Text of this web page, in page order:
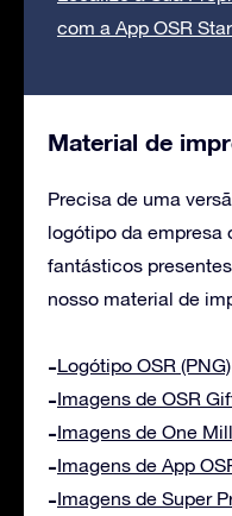
com a App OSR
Material de
Precisa de uma
logótipo da empresa
fantásticos
nosso material de
Logótipo OSR (PNG)
Imagens de OSR
Imagens de One
Imagens de App
Imagens de Super